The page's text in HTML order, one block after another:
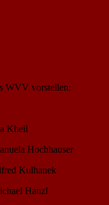
WVV vorstellen:
Hanzl